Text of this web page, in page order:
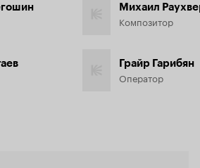
Михаил
Композитор
Грайр Гарибян
Оператор